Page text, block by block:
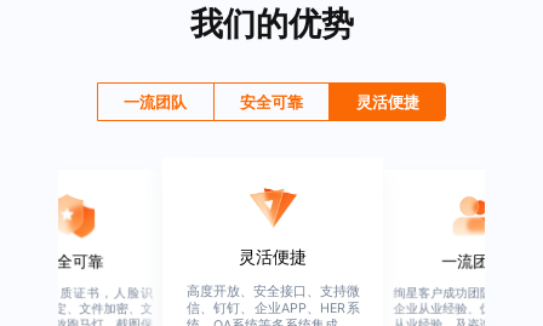
我们的优势
一流团队 安全可靠 灵活便捷
安全可靠
业权威资质证书，人脸识
、设备绑定、文件加密、文
灵活便捷
高度开放、安全接口、支持微
信、钉钉、企业APP、HER系
一流团队
绚星客户成功团队，由有多
企业从业经验、优秀培训机